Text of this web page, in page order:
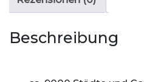
Beschreibung